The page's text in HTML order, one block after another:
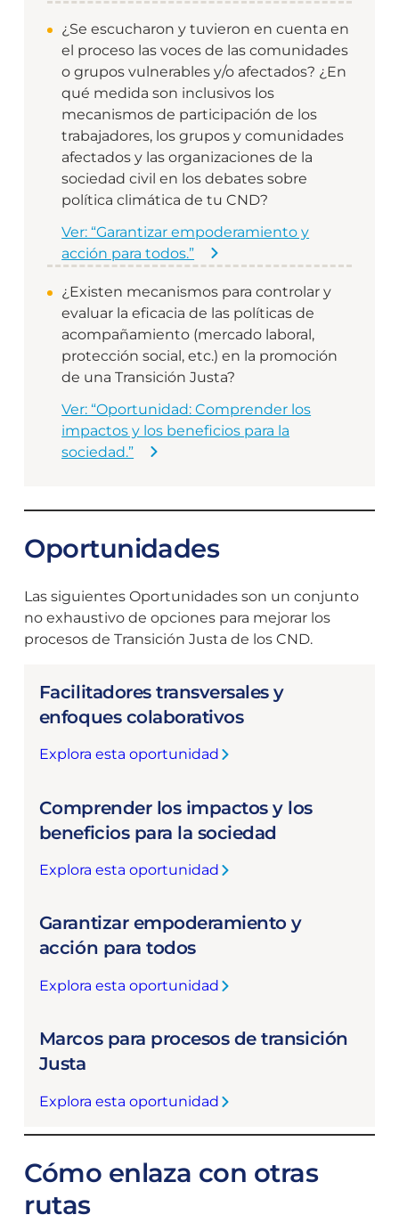
¿Se escucharon y tuvieron en cuenta en
el proceso las voces de las comunidades
o grupos vulnerables y/o afectados? ¿En
qué medida son inclusivos los
mecanismos de participación de los
trabajadores, los grupos y comunidades
afectados y las organizaciones de la
sociedad civil en los debates sobre
política climática de tu CND?
Ver: “Garantizar empoderamiento y
acción para todos.”
¿Existen mecanismos para controlar y
evaluar la eficacia de las políticas de
acompañamiento (mercado laboral,
protección social, etc.) en la promoción
de una Transición Justa?
Ver: “Oportunidad: Comprender los
impactos y los beneficios para la
sociedad.”
Oportunidades
Las siguientes Oportunidades son un conjunto
no exhaustivo de opciones para mejorar los
procesos de Transición Justa de los CND.
Facilitadores transversales y
enfoques colaborativos
Explora esta oportunidad
:
a
c
l
t
a
d
o
s
t
a
v
r
Comprender los impactos y los
beneficios para la sociedad
Explora esta oportunidad
:
o
m
r
n
d
e
r
o
i
m
Garantizar empoderamiento y
acción para todos
Explora esta oportunidad
:
a
r
n
z
a
r
Marcos para procesos de transición
Justa
Explora esta oportunidad
:
M
r
c
o
Cómo enlaza con otras
rutas